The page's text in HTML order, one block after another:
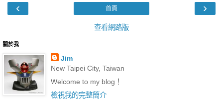
‹ ›
首頁
查看網路版
關於我
Jim
New Taipei City, Taiwan
Welcome to my blog！
檢視我的完整簡介